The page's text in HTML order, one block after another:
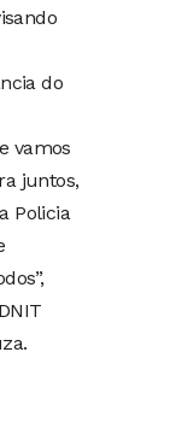
do
vamos
juntos,
Policia